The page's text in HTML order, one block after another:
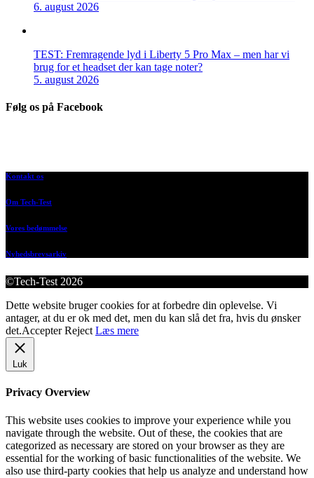
6. august 2026
TEST: Fremragende lyd i Liberty 5 Pro Max – men har vi
brug for et headset der kan tage noter?
5. august 2026
Følg os på Facebook
Kontakt os
Om Tech-Test
Vores bedømmelse
Nyhedsbrevsarkiv
©Tech-Test 2026
Dette website bruger cookies for at forbedre din oplevelse. Vi
antager, at du er ok med det, men du kan slå det fra, hvis du ønsker
det.Accepter Reject Læs mere
Luk
Privacy Overview
This website uses cookies to improve your experience while you
navigate through the website. Out of these, the cookies that are
categorized as necessary are stored on your browser as they are
essential for the working of basic functionalities of the website. We
also use third-party cookies that help us analyze and understand how